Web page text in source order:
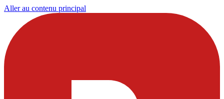
Aller au contenu principal